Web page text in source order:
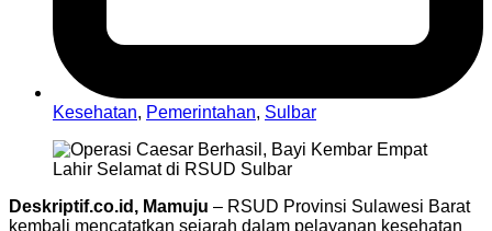
Kesehatan, Pemerintahan, Sulbar
Deskriptif.co.id, Mamuju – RSUD Provinsi Sulawesi Barat
kembali mencatatkan sejarah dalam pelayanan kesehatan